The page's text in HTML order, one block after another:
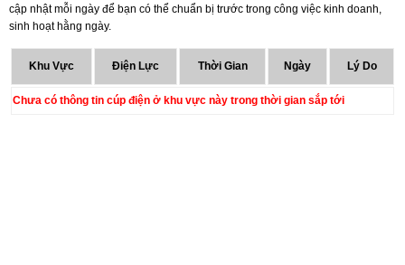
cập nhật mỗi ngày để bạn có thể chuẩn bị trước trong công việc kinh doanh,
sinh hoạt hằng ngày.
Khu Vực Điện Lực Thời Gian Ngày Lý Do
Chưa có thông tin cúp điện ở khu vực này trong thời gian sắp tới